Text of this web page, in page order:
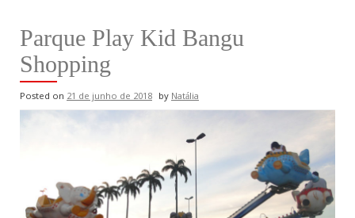
Parque Play Kid Bangu
Shopping
Posted on 21 de junho de 2018 byNatália